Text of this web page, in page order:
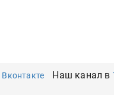
Вконтакте Наш канал в